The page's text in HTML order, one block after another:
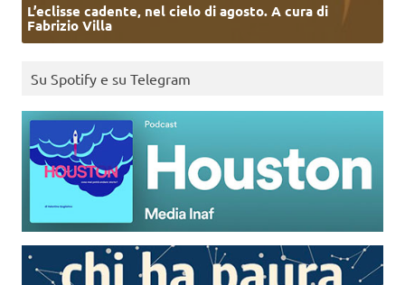
L’eclisse cadente, nel cielo di agosto. A cura di
Fabrizio Villa
Su Spotify e su Telegram